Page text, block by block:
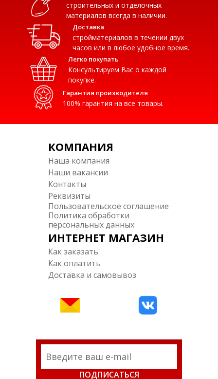
-Высокая точность геометрических размеров профиля
обеспечивает простой монтаж и соответствие всем
заявленным характеристикам конструкций.
-Соответствует высоким стандартам качества при
производстве профилей для конструкций каркасных
перегородок.
Длина, мм: 3000
Вес, кг: 1,78
* Цена может отличаться
строительных и отделочных
материалов всегда в наличии.
Доставка
стройматериалов в течении двух
часов или в любое удобное время.
Легко покупать
Консультируем Вас о каждой
покупке.
Гарантия производителя
100% гарантия на все товары.
КОМПАНИЯ
Наша компания
Наши вакансии
Контакты
Реквизиты
Пользовательское соглашение
Политика обработки
персональных данных
ИНТЕРНЕТ МАГАЗИН
Как заказать
Как оплатить
Доставка и самовывоз
ПОДПИСАТЬСЯ